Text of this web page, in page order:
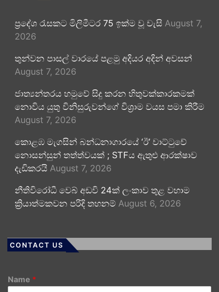
ප්‍රදේශ රැසකට මිලිමීටර 75 ඉක්ම වූ වැසි August 7,
2026
තුන්වන පාසල් වාරයේ පළමු අදියර අදින් අවසන්
August 7, 2026
ජාත්‍යන්තරය හමුවේ සිදු කරන හිතුවක්කාරකමක්
නොවිය යුතු විනිසුරුවන්ගේ විශ්‍රාම වයස පමා කිරීම
August 7, 2026
කොළඹ මැගසින් බන්ධනාගාරයේ ‘ඊ’ වාට්ටුවේ
නොසන්සුන් තත්ත්වයක් ; STFය ඇතුළු ආරක්ෂාව
දැඩිකරයි August 7, 2026
නීතිවිරෝධී වෙබ් අඩවි 24ක් ලංකාව තුළ වහාම
ක්‍රියාත්මකවන පරිදි තහනම් August 6, 2026
CONTACT US
Name *